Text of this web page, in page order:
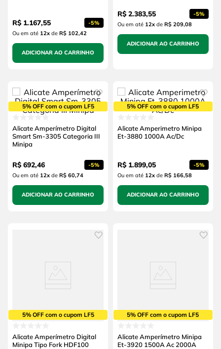
R$ 1.167,55 -5%
Ou em até 12xde R$ 102,42
ADICIONAR AO CARRINHO
R$ 2.383,55 -5%
Ou em até 12xde R$ 209,08
ADICIONAR AO CARRINHO
5% OFF com o cupom LF5
Alicate Amperímetro Digital
Smart Sm-3305 Categoria III
Minipa
R$ 692,46 -5%
Ou em até 12xde R$ 60,74
ADICIONAR AO CARRINHO
5% OFF com o cupom LF5
Alicate Amperimetro Minipa
Et-3880 1000A Ac/Dc
R$ 1.899,05 -5%
Ou em até 12xde R$ 166,58
ADICIONAR AO CARRINHO
5% OFF com o cupom LF5
Alicate Amperímetro Digital
Minipa Tipo Fork HDF100
5% OFF com o cupom LF5
Alicate Amperímetro Minipa
Et-3920 1500A Ac 2000A